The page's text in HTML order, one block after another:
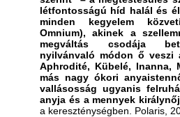
létfontosságú híd halál és
minden kegyelem
Omnium), akinek a
megváltás csodája
nyilvánvaló módon ő veszi
Aphrodité, Kübelé, Inanna,
más nagy ókori
vallásosság ugyanis
anyja és a mennyek
a kereszténységben. Polaris,